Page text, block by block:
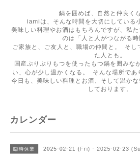
鍋を囲めば、自然と仲良く
iamiは、そんな時間を大切にしている
美味しい料理やお酒はもちろんですが、私
のは「人と人がつながる時
ご家族と、ご友人と、職場の仲間と。 そし
た人とも。
国産ぷりぷりもつを使ったもつ鍋を囲みな
い、心が少し温かくなる。 そんな場所であ
今日も、美味しい料理とお酒、そして温か
しております。
カレンダー
臨時休業 2025-02-21 (Fri) - 2025-02-23